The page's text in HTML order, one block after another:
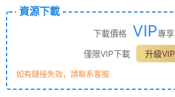
資源下載
下載價格 VIP專享
僅限VIP下載
升級VIP
如有鏈接失效，請聯系客服